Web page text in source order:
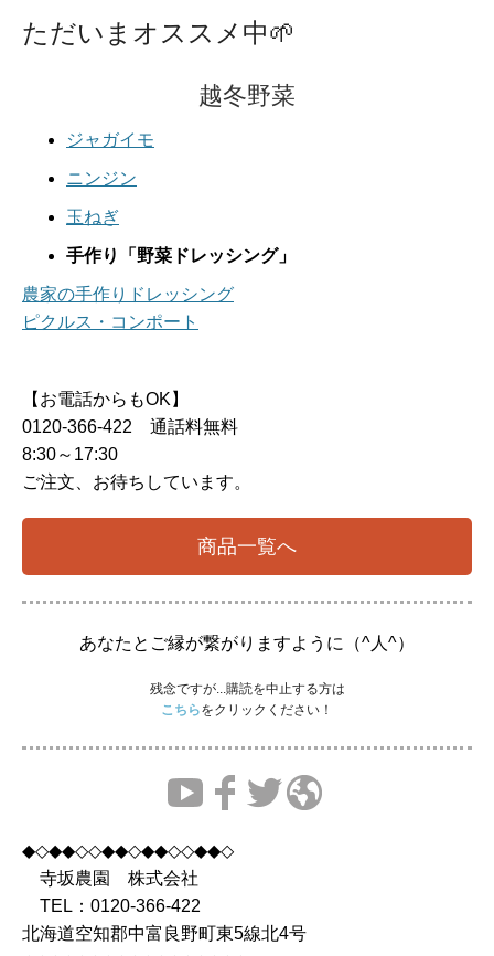
ただいまオススメ中🌱
越冬野菜
ジャガイモ
ニンジン
玉ねぎ
手作り「野菜ドレッシング」
農家の手作りドレッシング
ピクルス・コンポート
【お電話からもOK】
0120-366-422 通話料無料
8:30～17:30
ご注文、お待ちしています。
商品一覧へ
あなたとご縁が繋がりますように（^人^）
残念ですが...購読を中止する方は
こちらをクリックください！
◆◇◆◆◇◇◆◆◇◆◆◇◇◆◆◇
寺坂農園 株式会社
TEL：0120-366-422
北海道空知郡中富良野町東5線北4号